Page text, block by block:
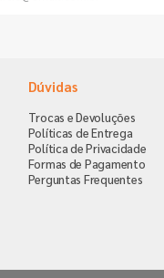
Dúvidas
Trocas e Devoluções
Políticas de Entrega
Política de Privacidade
Formas de Pagamento
Perguntas Frequentes